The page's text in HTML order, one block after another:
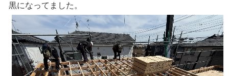
黒になってました。